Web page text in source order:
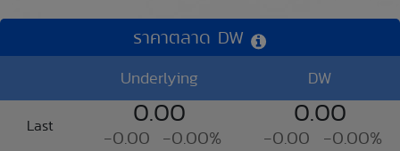
ราคาตลาด DW
Underlying DW
Last 0.00
-0.00 -0.00%
0.00
-0.00 -0.00%